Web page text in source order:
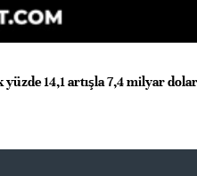
yüzde 14,1 artışla 7,4 milyar